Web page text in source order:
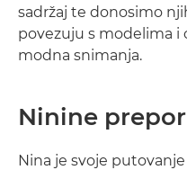
sadržaj te donosimo
povezuju s modelima i
modna snimanja.
Ninine
Nina je svoje